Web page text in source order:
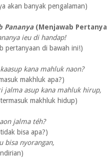
akan banyak pengalaman)
Pananya (Menjawab
ieu di handap!
pertanyaan di bawah ini!)
kana mahluk naon?
makhluk apa?)
jalma asup kana mahluk hirup,
makhluk hidup)
jalma téh?
bisa apa?)
bisa nyorangan,